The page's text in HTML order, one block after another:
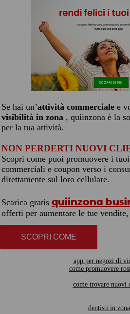
Se hai un’attività commerciale e
visibilità in zona , quiinzona è la
per la tua attività.
NON PERDERTI NUOVI
Scopri come puoi promuovere i
commerciali e coupon verso i
direttamente sul loro cellulare.
Scarica gratis quiinzona
offerti per aumentare le tue
SCOPRI COME
app per negozi di
come promuovere
come trovare nuovi
dentisti in zona